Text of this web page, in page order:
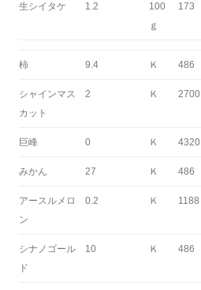
生シイタケ 1.2
100
ｇ
173
柿 9.4 Ｋ 486
シャインマス
カット
2 Ｋ 2700
巨峰 0 Ｋ 4320
みかん 27 Ｋ 486
アースルメロ
ン
0.2 Ｋ 1188
シナノゴール
ド
10 Ｋ 486